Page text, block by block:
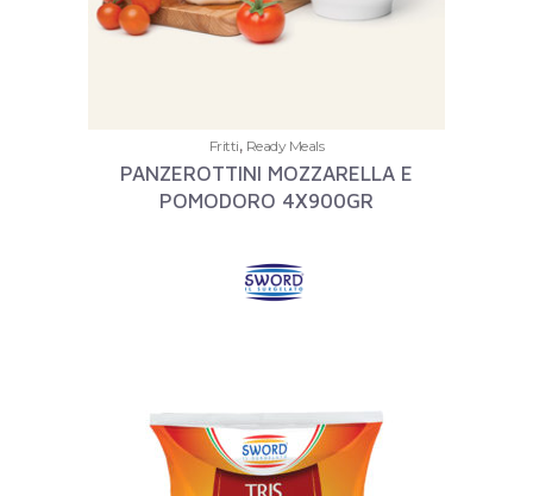
Fritti, Ready Meals
PANZEROTTINI MOZZARELLA E
POMODORO 4X900GR